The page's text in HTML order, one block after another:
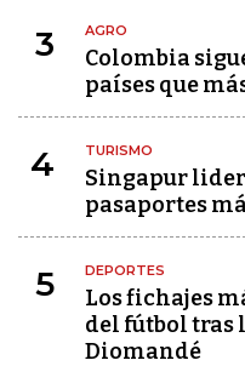
3 AGRO
Colombia
países que
4 TURISMO
Singapur
pasaportes
5 DEPORTES
Los fichajes
del fútbol tras
Diomandé